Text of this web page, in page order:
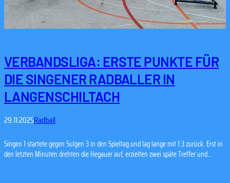
VERBANDSLIGA: ERSTE PUNKTE FÜR
DIE SINGENER RADBALLER IN
LANGENSCHILTACH
29.11.2025Radball
Singen 1 startete gegen Sulgen 3 in den Spieltag und lag lange mit 1:3 zurück. Erst in
den letzten Minuten drehten die Hegauer auf, erzielten zwei späte Treffer und